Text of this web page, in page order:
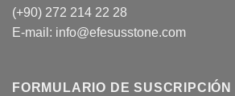
(+90) 272 214 22 28
E-mail: info@efesusstone.com
FORMULARIO DE SUSCRIPCIÓN